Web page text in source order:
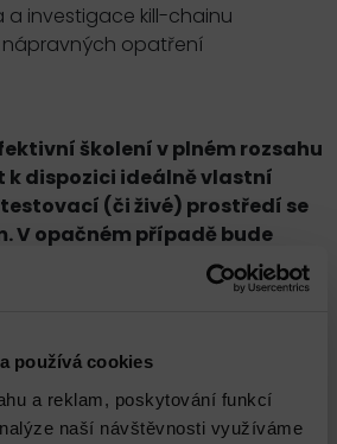
používá cookies
a reklam, poskytování funkcí
naší návštěvnosti využíváme
a investigace kill-chainu
nápravných opatření
školení v plném rozsahu
k dispozici ideálně vlastní
(či živé) prostředí se
V opačném případě bude
konzultantem s odpovídající
v pracovní dny, v čase
České republiky.